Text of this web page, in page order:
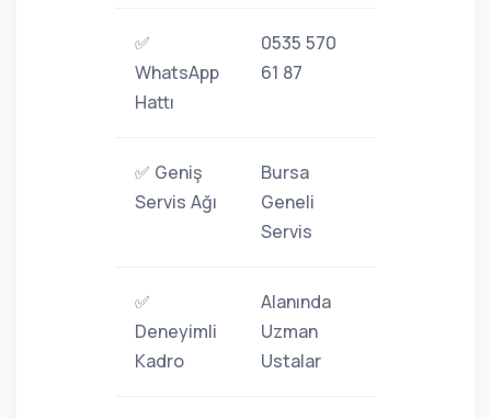
✅
WhatsApp
Hattı
0535 570
61 87
✅ Geniş
Servis Ağı
Bursa
Geneli
Servis
✅
Deneyimli
Kadro
Alanında
Uzman
Ustalar